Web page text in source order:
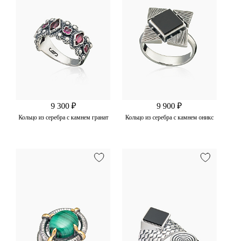
9 300 ₽
Кольцо из серебра с камнем гранат
9 900 ₽
Кольцо из серебра с камнем оникс